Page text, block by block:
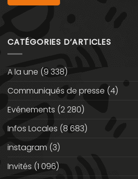
CATÉGORIES D’ARTICLES
A la une (9 338)
Communiqués de presse (4)
Evénements (2 280)
Infos Locales (8 683)
instagram (3)
Invités (1 096)